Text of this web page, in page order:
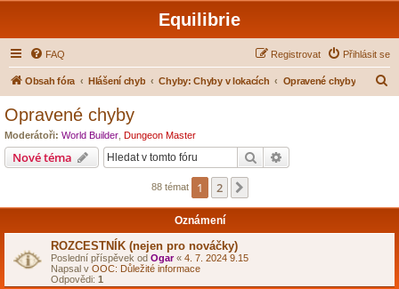
Equilibrie
FAQ Přihlásit se
Registrovat
Obsah fóra Hlášení chyb Chyby: Chyby v lokacích Opravené chyby
Opravené chyby
Moderátoři: World Builder Dungeon Master
Nové téma Hledat
88 témat 1 2
Oznámení
ROZCESTNÍK (nejen pro nováčky)
Poslední příspěvek od Ogar« 4. 7. 2024 9.15
Napsal v OOC: Důležité informace
Odpovědi: 1